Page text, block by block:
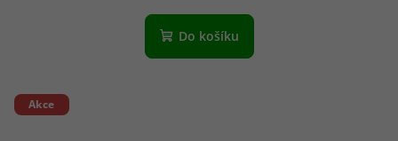
Do košíku
Akce